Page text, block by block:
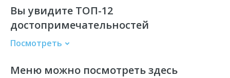
Вы увидите ТОП-12
достопримечательностей
Посмотреть
Храм Христа Спасителя
Меню можно посмотреть здесь